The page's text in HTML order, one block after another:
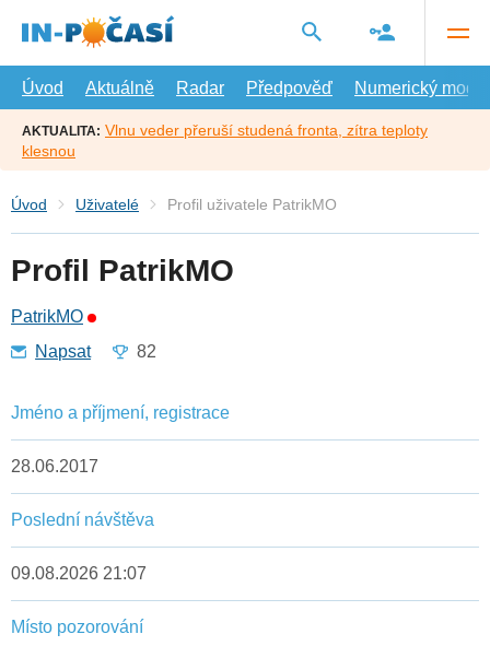
hlavní
Úvod
Aktuálně Radar Předpověď Numerický model
AKTUALITA: Vlnu veder přeruší studená fronta, zítra teploty
klesnou
Úvod Uživatelé Profil uživatele PatrikMO
Profil PatrikMO
PatrikMO
Napsat
82
Jméno a příjmení, registrace
28.06.2017
Poslední návštěva
09.08.2026 21:07
Místo pozorování